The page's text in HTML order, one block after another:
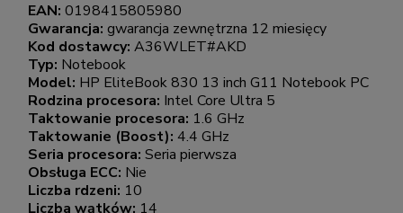
EAN: 0198415805980
Gwarancja: gwarancja zewnętrzna 12 miesięcy
Kod dostawcy: A36WLET#AKD
Typ: Notebook
Model: HP EliteBook 830 13 inch G11 Notebook PC
Rodzina procesora: Intel Core Ultra 5
Taktowanie procesora: 1.6 GHz
Taktowanie (Boost): 4.4 GHz
Seria procesora: Seria pierwsza
Obsługa ECC: Nie
Liczba rdzeni: 10
Liczba wątków: 14